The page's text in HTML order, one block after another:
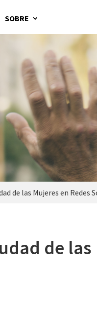
SOBRE
de las Mujeres en Redes
de